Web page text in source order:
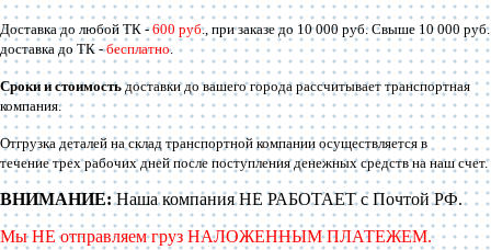
Доставка до любой ТК -600 руб., при заказе до 10 000 руб. Свыше 10 000 руб.
доставка до ТК -бесплатно.
Сроки и стоимостьдоставки до вашего города рассчитывает транспортная
компания.
Отгрузка деталей на склад транспортной компании осуществляется в
течение трех рабочих дней после поступления денежных средств на наш счет.
ВНИМАНИЕ:Наша компания НЕ РАБОТАЕТ с Почтой РФ.
Мы НЕ отправляем груз НАЛОЖЕННЫМ ПЛАТЕЖЕМ.